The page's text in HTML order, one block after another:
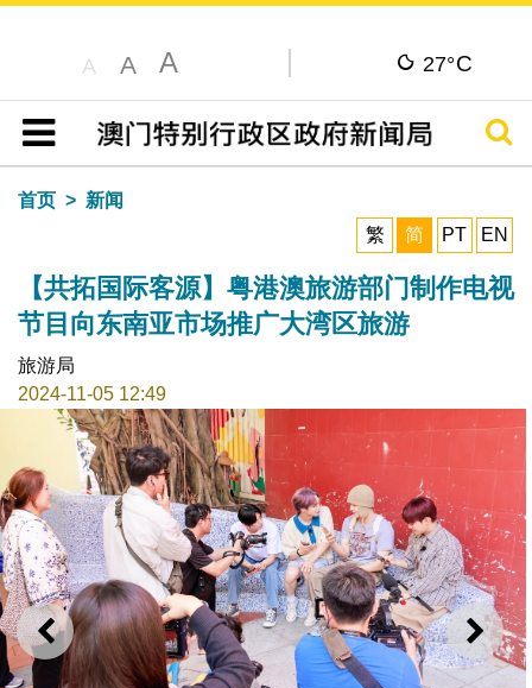
A A A 27°C
目录
搜寻
首页
新闻
繁
简 PT EN
【共拓国际客源】粤港澳旅游部门制作电视
节目向东南亚市场推广大湾区旅游
旅游局
2024-11-05 12:49
上一则 下一